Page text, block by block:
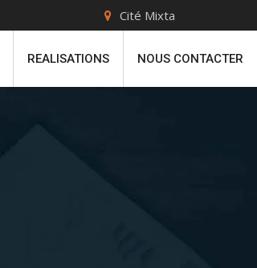
Cité Mixta
REALISATIONS NOUS CONTACTER